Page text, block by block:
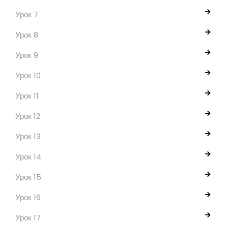
Урок 7
Урок 8
Урок 9
Урок 10
Урок 11
Урок 12
Урок 13
Урок 14
Урок 15
Урок 16
Урок 17